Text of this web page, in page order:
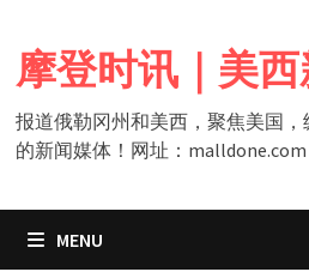
content
摩登时讯｜美西
报道俄勒冈州和美西，聚焦美国
的新闻媒体！网址：
MENU